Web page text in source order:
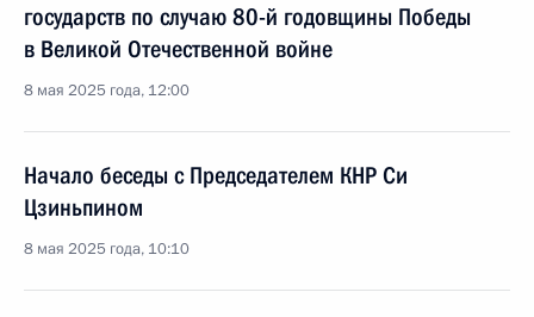
государств по случаю 80-й годовщины Победы
в Великой Отечественной войне
8 мая 2025 года, 12:00
Начало беседы с Председателем КНР Си
Цзиньпином
8 мая 2025 года, 10:10